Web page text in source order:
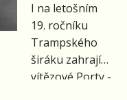
I na letošním
19. ročníku
Trampského
širáku zahrají
vítězové Porty -